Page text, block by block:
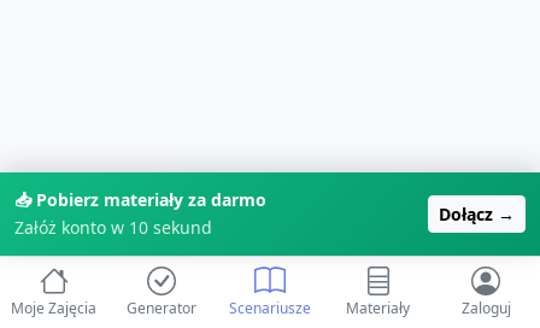
📥 Pobierz materiały za darmo
Załóż konto w 10 sekund
Dołącz →
Moje Zajęcia Generator Scenariusze Materiały Zaloguj